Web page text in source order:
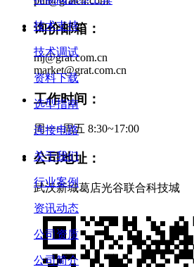
技术支持
技术调试
资料下载
选型指南
连接电路
关于我们
行业案例
资讯动态
公司资质
公司简介
询价邮箱：
mj@grat.com.cn
market@grat.com.cn
工作时间：
周一~周五 8:30~17:00
公司地址：
武汉新城葛店光谷联合科技城